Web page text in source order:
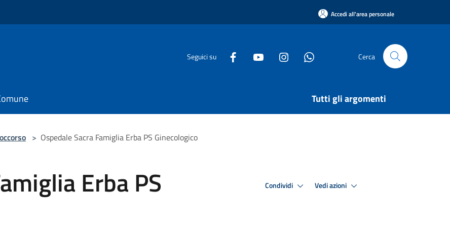
Accedi all'area personale
Seguici su Cerca
Tutti gli argomenti
> Ospedale Sacra Famiglia Erba PS Ginecologico
Erba PS Condividi Vedi azioni